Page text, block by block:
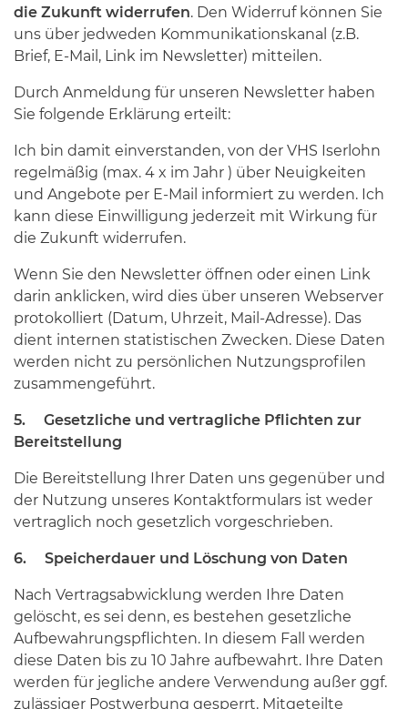
die Zukunft widerrufen. Den Widerruf können Sie
uns über jedweden Kommunikationskanal (z.B.
Brief, E-Mail, Link im Newsletter) mitteilen.
Durch Anmeldung für unseren Newsletter haben
Sie folgende Erklärung erteilt:
Ich bin damit einverstanden, von der VHS Iserlohn
regelmäßig (max. 4 x im Jahr ) über Neuigkeiten
und Angebote per E-Mail informiert zu werden. Ich
kann diese Einwilligung jederzeit mit Wirkung für
die Zukunft widerrufen.
Wenn Sie den Newsletter öffnen oder einen Link
darin anklicken, wird dies über unseren Webserver
protokolliert (Datum, Uhrzeit, Mail-Adresse). Das
dient internen statistischen Zwecken. Diese Daten
werden nicht zu persönlichen Nutzungsprofilen
zusammengeführt.
5. Gesetzliche und vertragliche Pflichten zur
Bereitstellung
Die Bereitstellung Ihrer Daten uns gegenüber und
der Nutzung unseres Kontaktformulars ist weder
vertraglich noch gesetzlich vorgeschrieben.
6. Speicherdauer und Löschung von Daten
Nach Vertragsabwicklung werden Ihre Daten
gelöscht, es sei denn, es bestehen gesetzliche
Aufbewahrungspflichten. In diesem Fall werden
diese Daten bis zu 10 Jahre aufbewahrt. Ihre Daten
werden für jegliche andere Verwendung außer ggf.
zulässiger Postwerbung gesperrt. Mitgeteilte